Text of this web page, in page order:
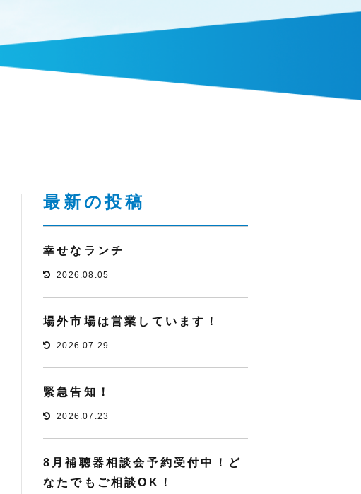
最新の投稿
幸せなランチ
2026.08.05
場外市場は営業しています！
2026.07.29
緊急告知！
2026.07.23
8月補聴器相談会予約受付中！ど
なたでもご相談OK！